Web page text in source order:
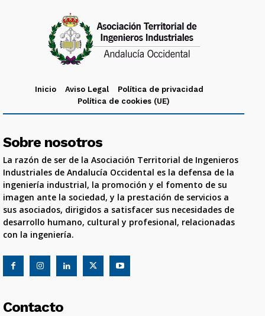
Inicio Aviso Legal
Política de privacidad
Política de cookies (UE)
Sobre nosotros
La razón de ser de la Asociación Territorial de Ingenieros
Industriales de Andalucía Occidental es la defensa de la
ingeniería industrial, la promoción y el fomento de su
imagen ante la sociedad, y la prestación de servicios a
sus asociados, dirigidos a satisfacer sus necesidades de
desarrollo humano, cultural y profesional, relacionadas
con la ingeniería.
Contacto